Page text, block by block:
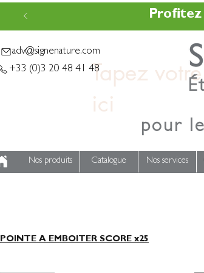
Profitez
Tapez
adv@signenature.com
+33 (0)3 20 48 41 48
pour
Nos produits Catalogue Nos services
POINTE A EMBOITER SCORE x25